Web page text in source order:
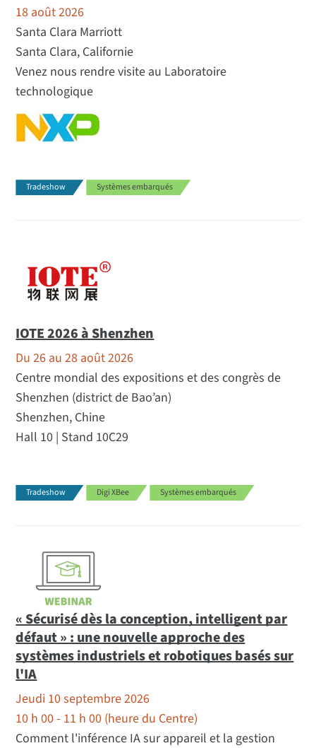
18 août 2026
Santa Clara Marriott
Santa Clara, Californie
Venez nous rendre visite au Laboratoire
technologique
Tradeshow Systèmes embarqués
IOTE 2026 à Shenzhen
Du 26 au 28 août 2026
Centre mondial des expositions et des congrès de
Shenzhen (district de Bao’an)
Shenzhen, Chine
Hall 10 | Stand 10C29
Tradeshow Digi XBee Systèmes embarqués
« Sécurisé dès la conception, intelligent par
défaut » : une nouvelle approche des
systèmes industriels et robotiques basés sur
l'IA
Jeudi 10 septembre 2026
10 h 00 - 11 h 00 (heure du Centre)
Comment l'inférence IA sur appareil et la gestion